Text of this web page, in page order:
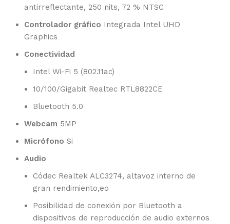
antirreflectante, 250 nits, 72 % NTSC
Controlador gráfico Integrada Intel UHD
Graphics
Conectividad
Intel Wi-Fi 5 (802.11ac)
10/100/Gigabit Realtec RTL8822CE
Bluetooth 5.0
Webcam 5MP
Micrófono Si
Audio
Códec Realtek ALC3274, altavoz interno de
gran rendimiento,eo
Posibilidad de conexión por Bluetooth a
dispositivos de reproducción de audio externos